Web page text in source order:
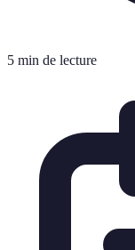
5 min de lecture